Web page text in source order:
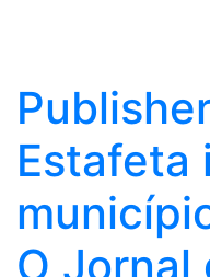
Estafeta
O Jornal